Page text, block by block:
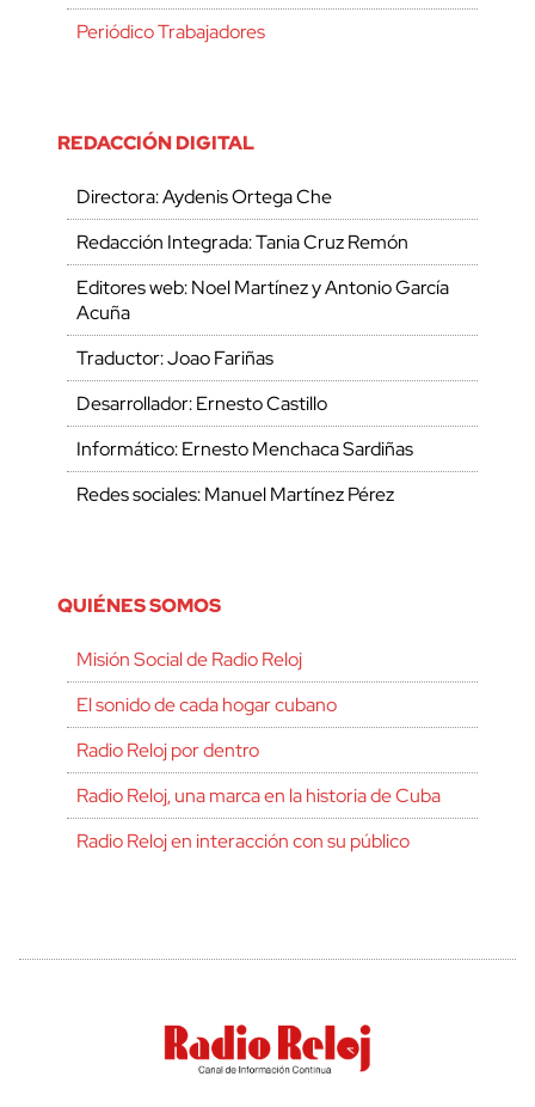
Periódico Trabajadores
REDACCIÓN DIGITAL
Directora: Aydenis Ortega Che
Redacción Integrada: Tania Cruz Remón
Editores web: Noel Martínez y Antonio García
Acuña
Traductor: Joao Fariñas
Desarrollador: Ernesto Castillo
Informático: Ernesto Menchaca Sardiñas
Redes sociales: Manuel Martínez Pérez
QUIÉNES SOMOS
Misión Social de Radio Reloj
El sonido de cada hogar cubano
Radio Reloj por dentro
Radio Reloj, una marca en la historia de Cuba
Radio Reloj en interacción con su público